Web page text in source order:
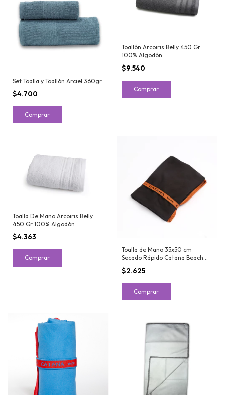
Set Toalla y Toallón Arciel 360gr
$4.700
Comprar
Toallón Arcoiris Belly 450 Gr
100% Algodón
$9.540
Comprar
Toalla De Mano Arcoiris Belly
450 Gr 100% Algodón
$4.363
Comprar
Toalla de Mano 35x50 cm
Secado Rápido Catana Beach
Repasador Microfibra
$2.625
Comprar